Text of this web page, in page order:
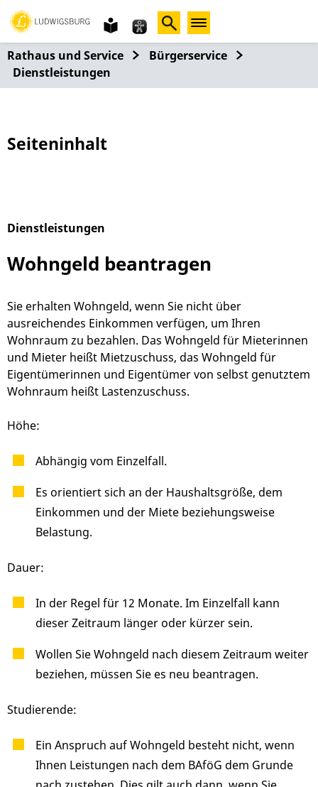
Gebärdensprache
leichte
Sprache
Rathaus und Service
Bürgerservice
Dienstleistungen
Seiteninhalt
Dienstleistungen
Wohngeld beantragen
Sie erhalten Wohngeld, wenn Sie nicht über
ausreichendes Einkommen verfügen, um Ihren
Wohnraum zu bezahlen. Das Wohngeld für Mieterinnen
und Mieter heißt Mietzuschuss, das Wohngeld für
Eigentümerinnen und Eigentümer von selbst genutztem
Wohnraum heißt Lastenzuschuss.
Höhe:
Abhängig vom Einzelfall.
Es orientiert sich an der Haushaltsgröße, dem
Einkommen und der Miete beziehungsweise
Belastung.
Dauer:
In der Regel für 12 Monate. Im Einzelfall kann
dieser Zeitraum länger oder kürzer sein.
Wollen Sie Wohngeld nach diesem Zeitraum weiter
beziehen, müssen Sie es neu beantragen.
Studierende:
Ein Anspruch auf Wohngeld besteht nicht, wenn
Ihnen Leistungen nach dem BAföG dem Grunde